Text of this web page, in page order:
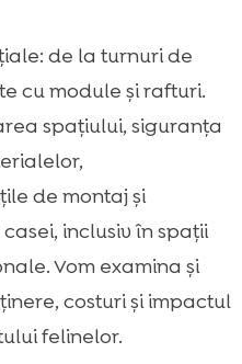
indoor
cum păstrăm totul
comportamentale:
o singură pisică
preț: ce plătim, de
jurul traseului:
de la turnuri de
cu module și rafturi.
spațiului, siguranța
de montaj și
inclusiv în spații
Vom examina și
costuri și impactul
felinelor.